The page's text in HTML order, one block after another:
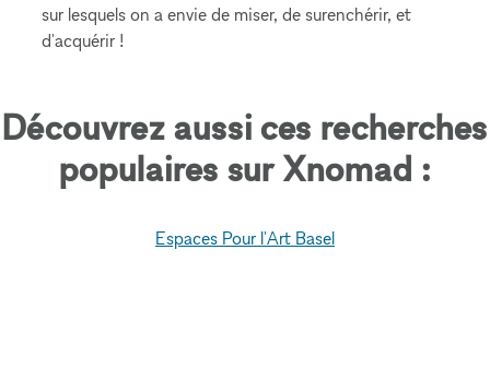
sur lesquels on a envie de miser, de surenchérir, et
d'acquérir !
Découvrez aussi ces recherches
populaires sur Xnomad :
Espaces Pour l'Art Basel